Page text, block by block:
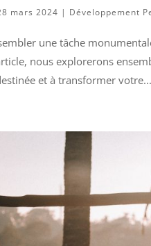
mars 2024 | Développement
une tâche
nous explorerons
et à transformer votre...